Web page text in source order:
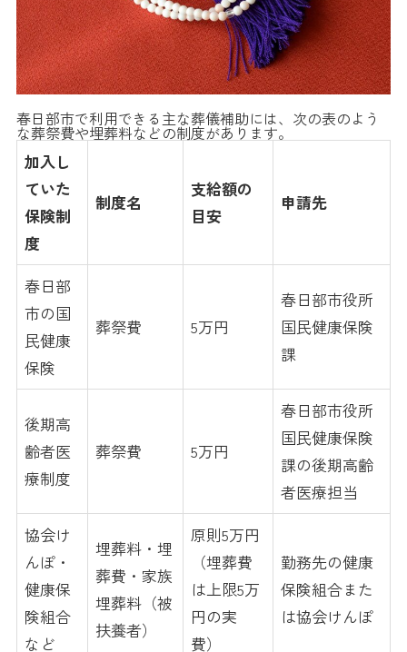
春日部市で利用できる主な葬儀補助には、次の表のよう
な葬祭費や埋葬料などの制度があります。
加入し
ていた
保険制
度
制度名
支給額の
目安
申請先
春日部
市の国
民健康
保険
葬祭費 5万円
春日部市役所
国民健康保険
課
後期高
齢者医
療制度
葬祭費 5万円
春日部市役所
国民健康保険
課の後期高齢
者医療担当
協会け
んぽ・
健康保
険組合
など
埋葬料・埋
葬費・家族
埋葬料（被
扶養者）
原則5万円
（埋葬費
は上限5万
円の実
費）
勤務先の健康
保険組合また
は協会けんぽ